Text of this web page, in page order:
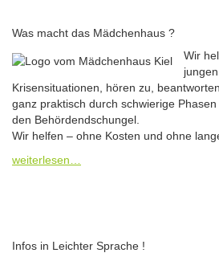
Was macht das Mädchenhaus ?
Wir
Krisensituationen, hören zu,
ganz praktisch durch schwierige
den Behördendschungel.
Wir helfen – ohne Kosten und ohne
weiterlesen…
Infos in Leichter Sprache !